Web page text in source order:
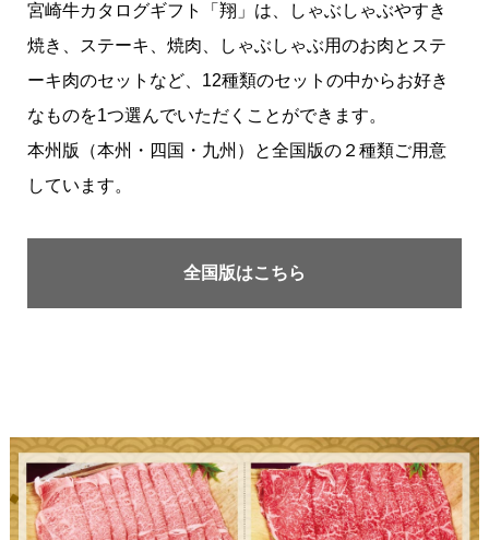
宮崎牛カタログギフト「翔」は、しゃぶしゃぶやすき
焼き、ステーキ、焼肉、しゃぶしゃぶ用のお肉とステ
ーキ肉のセットなど、12種類のセットの中からお好き
なものを1つ選んでいただくことができます。
本州版（本州・四国・九州）と全国版の２種類ご用意
しています。
全国版はこちら